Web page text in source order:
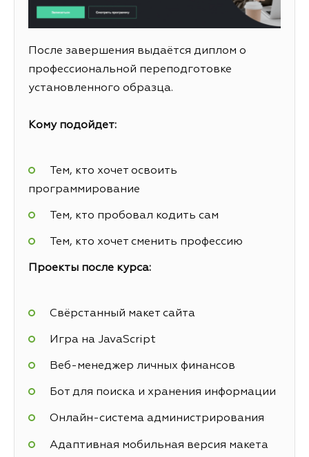
После завершения выдаётся диплом о
профессиональной переподготовке
установленного образца.
Кому подойдет:
Тем, кто хочет освоить
программирование
Тем, кто пробовал кодить сам
Тем, кто хочет сменить профессию
Проекты после курса:
Свёрстанный макет сайта
Игра на JavaScript
Веб-менеджер личных финансов
Бот для поиска и хранения информации
Онлайн-система администрирования
Адаптивная мобильная версия макета